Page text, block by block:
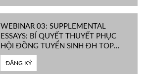
WEBINAR 03: SUPPLEMENTAL
ESSAYS: BÍ QUYẾT THUYẾT PHỤC
HỘI ĐỒNG TUYỂN SINH ĐH TOP
ĐẦU MỸ
ĐĂNG KÝ